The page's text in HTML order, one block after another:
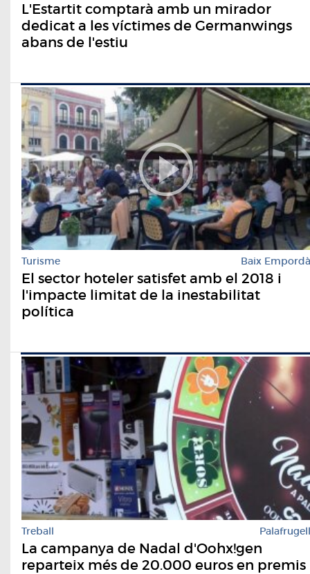
L'Estartit comptarà amb un mirador
dedicat a les víctimes de Germanwings
abans de l'estiu
Turisme Baix Empordà
El sector hoteler satisfet amb el 2018 i
l'impacte limitat de la inestabilitat
política
Treball Palafrugell
La campanya de Nadal d'Oohx!gen
reparteix més de 20.000 euros en premis